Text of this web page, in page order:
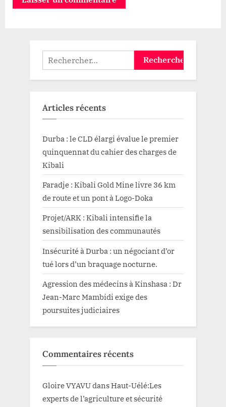
Rechercher :
Articles récents
Durba : le CLD élargi évalue le premier
quinquennat du cahier des charges de
Kibali
Faradje : Kibali Gold Mine livre 36 km
de route et un pont à Logo-Doka
Projet/ARK : Kibali intensifie la
sensibilisation des communautés
Insécurité à Durba : un négociant d’or
tué lors d’un braquage nocturne.
Agression des médecins à Kinshasa : Dr
Jean-Marc Mambidi exige des
poursuites judiciaires
Commentaires récents
Gloire VYAVUdansHaut-Uélé:Les
experts de l’agriculture et sécurité